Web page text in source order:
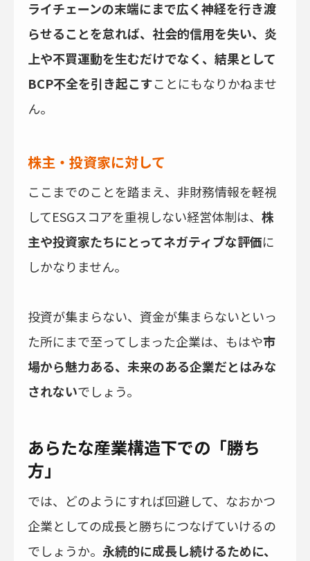
ライチェーンの末端にまで広く神経を行き渡
らせることを怠れば、社会的信用を失い、炎
上や不買運動を生むだけでなく、結果として
BCP不全を引き起こすことにもなりかねませ
ん。
株主・投資家に対して
ここまでのことを踏まえ、非財務情報を軽視
してESGスコアを重視しない経営体制は、 株
主や投資家たちにとってネガティブな評価に
しかなりません。
投資が集まらない、資金が集まらないといっ
た所にまで至ってしまった企業は、もはや市
場から魅力ある、未来のある企業だとはみな
されないでしょう。
あらたな産業構造下での「勝ち
方」
では、どのようにすれば回避して、なおかつ
企業としての成長と勝ちにつなげていけるの
でしょうか。 永続的に成長し続けるために、